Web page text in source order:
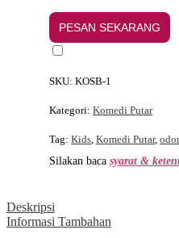
Labubu
(Lantai)
PESAN SEKARANG
SKU:KOSB-1
Kategori:Komedi Putar
Tag:Kids ,Komedi Putar,
Silakan baca syarat &
Deskripsi
Informasi Tambahan